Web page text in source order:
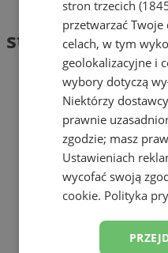
stulatka (1)
stron trzecich
przetwarzać
celach, w tym
geolokalizacyjne i
wybory dotyczą
Niektórzy
prawnie
zgodzie; masz
Ustawieniach
wycofać swoją
cookie. Polityka